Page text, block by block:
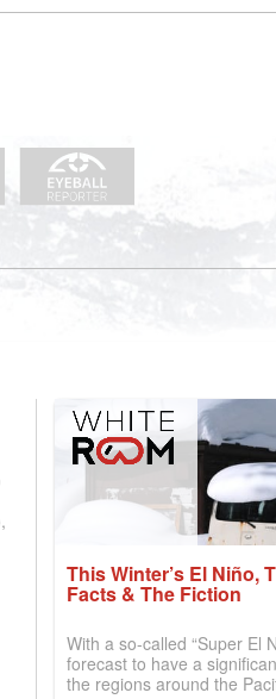
This Winter’s El Niño,
Facts & The Fiction
With a so-called “Super El
forecast to have a
the regions around the